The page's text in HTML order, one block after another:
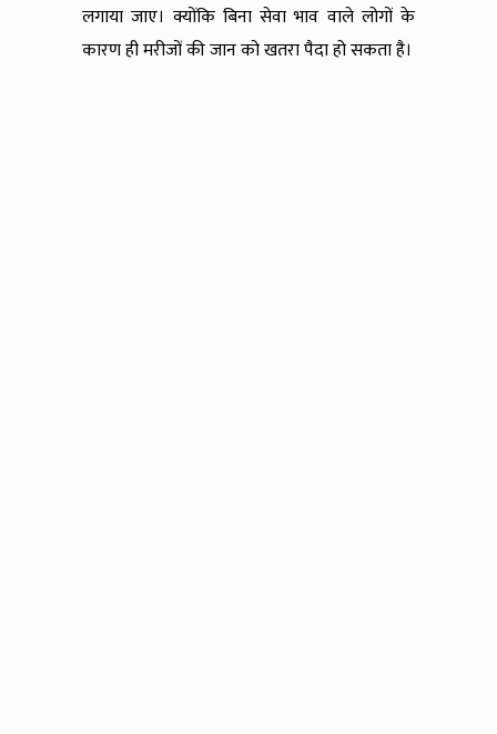
लगाया जाए। क्योंकि बिना सेवा भाव वाले लोगों के
कारण ही मरीजों की जान को खतरा पैदा हो सकता है।